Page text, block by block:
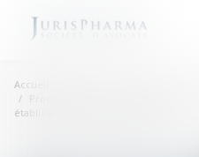
Accueil
Procédure d’insolvabilité
établissement est situé en France